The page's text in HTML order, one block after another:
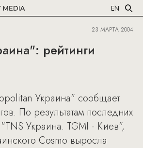
EN
23 МАРТА 2004
рейтинги
Украина" сообщает
По результатам последних
Украина. TGMI - Киев",
Cosmo выросла